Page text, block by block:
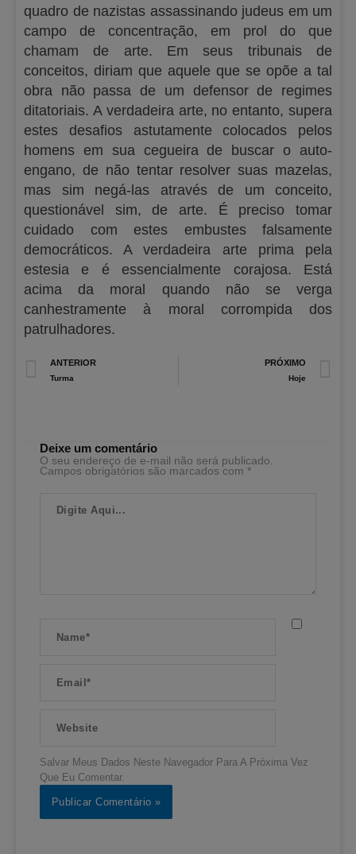
quadro de nazistas assassinando judeus em um
campo de concentração, em prol do que
chamam de arte. Em seus tribunais de
conceitos, diriam que aquele que se opõe a tal
obra não passa de um defensor de regimes
ditatoriais. A verdadeira arte, no entanto, supera
estes desafios astutamente colocados pelos
homens em sua cegueira de buscar o auto-
engano, de não tentar resolver suas mazelas,
mas sim negá-las através de um conceito,
questionável sim, de arte. É preciso tomar
cuidado com estes embustes falsamente
democráticos. A verdadeira arte prima pela
estesia e é essencialmente corajosa. Está
acima da moral quando não se verga
canhestramente à moral corrompida dos
patrulhadores.
Prev
ANTERIOR
Turma
PRÓXIMO
Hoje
Deixe um comentário
O seu endereço de e-mail não será publicado.
Campos obrigatórios são marcados com *
Aqui...
Salvar Meus Dados Neste Navegador Para A Próxima Vez
Que Eu Comentar.